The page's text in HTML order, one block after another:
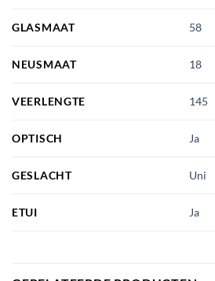
GLASMAAT 58
NEUSMAAT 18
VEERLENGTE 145
OPTISCH Ja
GESLACHT Uni
ETUI Ja